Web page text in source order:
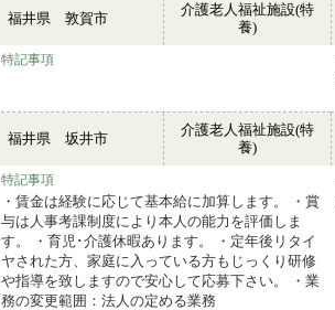
福井県 敦賀市
介護老人福祉施設(特
養)
特記事項
福井県 坂井市
介護老人福祉施設(特
養)
特記事項
・賃金は経験に応じて基本給に加算します。 ・賞
与は人事考課制度により本人の能力を評価しま
す。 ・育児･介護休暇あります。 ・定年後リタイ
ヤされた方、家庭に入っている方もじっくり研修
や指導を致しますので安心して応募下さい。 ・業
務の変更範囲：法人の定める業務